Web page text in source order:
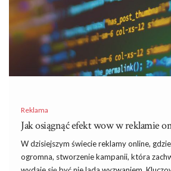
Reklama
Jak osiągnąć efekt wow w reklamie
W dzisiejszym świecie reklamy online,
ogromna, stworzenie kampanii, która